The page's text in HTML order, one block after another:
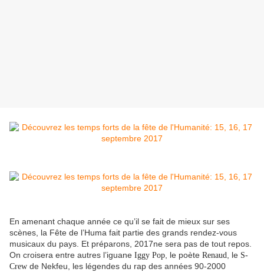
En amenant chaque année ce qu’il se fait de mieux sur ses
scènes, la Fête de l’Huma fait partie des grands rendez-vous
musicaux du pays. Et préparons, 2017ne sera pas de tout repos.
On croisera entre autres l’iguane Iggy Pop , le poète Renaud , le S-
Crew de Nekfeu, les légendes du rap des années 90-2000